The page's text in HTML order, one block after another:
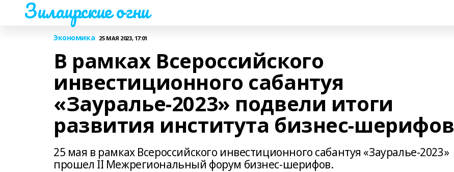
Зилаирские огни
Экономика 25 МАЯ 2023, 17:01
В рамках Всероссийского
инвестиционного сабантуя
«Зауралье-2023» подвели итоги
развития института бизнес-шерифов
25 мая в рамках Всероссийского инвестиционного сабантуя «Зауралье-2023»
прошел II Межрегиональный форум бизнес-шерифов.